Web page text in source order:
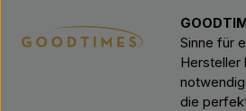
Sinne für
Hersteller
die